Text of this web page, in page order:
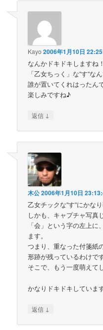
Kayo 2006年1月10日
なんかドキドキしますね
「乙女ちっく」な”す”な
誰が置いてくれはったん
楽しみですね♪
返信 ↓
木公2006年1月10日
乙女チックな”す”にかな
しかも、キャプチャ写真
「会」という字の左上に
ます。
つまり、重なった付箋紙
形跡が残っているわけです
そこで、もう一度萌えて
かなりドキドキしています
返信 ↓